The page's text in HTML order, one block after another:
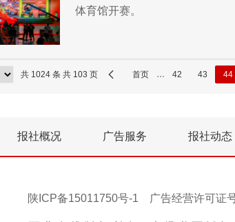
体育馆开赛。
共 1024 条 共 103 页 首页 … 42 43 44
报社概况 广告服务 报社动态
陕ICP备15011750号-1 广告经营许可证